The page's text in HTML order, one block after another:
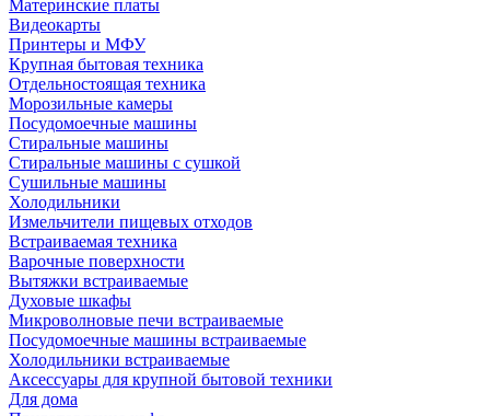
Материнские платы
Видеокарты
Принтеры и МФУ
Крупная бытовая техника
Отдельностоящая техника
Морозильные камеры
Посудомоечные машины
Стиральные машины
Стиральные машины с сушкой
Сушильные машины
Холодильники
Измельчители пищевых отходов
Встраиваемая техника
Варочные поверхности
Вытяжки встраиваемые
Духовые шкафы
Микроволновые печи встраиваемые
Посудомоечные машины встраиваемые
Холодильники встраиваемые
Аксессуары для крупной бытовой техники
Для дома